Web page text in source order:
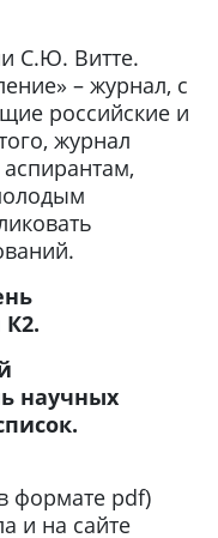
С.Ю. Витте.
– журнал, с
российские и
журнал
научных
формате pdf)
и на сайте